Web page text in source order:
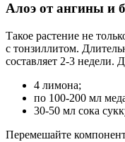
Алоэ от ангины и
Такое растение не
с тонзиллитом.
составляет 2-3 недели.
4 лимона;
по 100-200 мл
30-50 мл сока
Перемешайте